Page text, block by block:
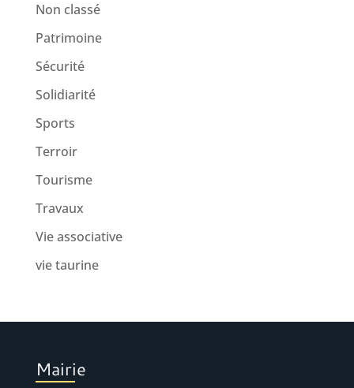
Non classé
Patrimoine
Sécurité
Solidiarité
Sports
Terroir
Tourisme
Travaux
Vie associative
vie taurine
Mairie